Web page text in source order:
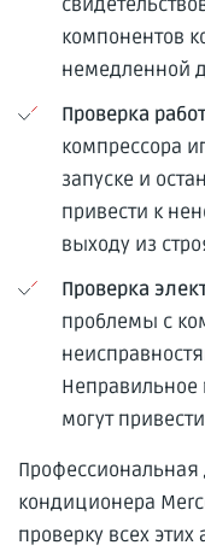
компонентов
немедленной
Проверка
компрессора
запуске и
привести к
выходу из
Проверка
проблемы с
Неправильное
могут
Профессиональная
кондиционера
проверку всех